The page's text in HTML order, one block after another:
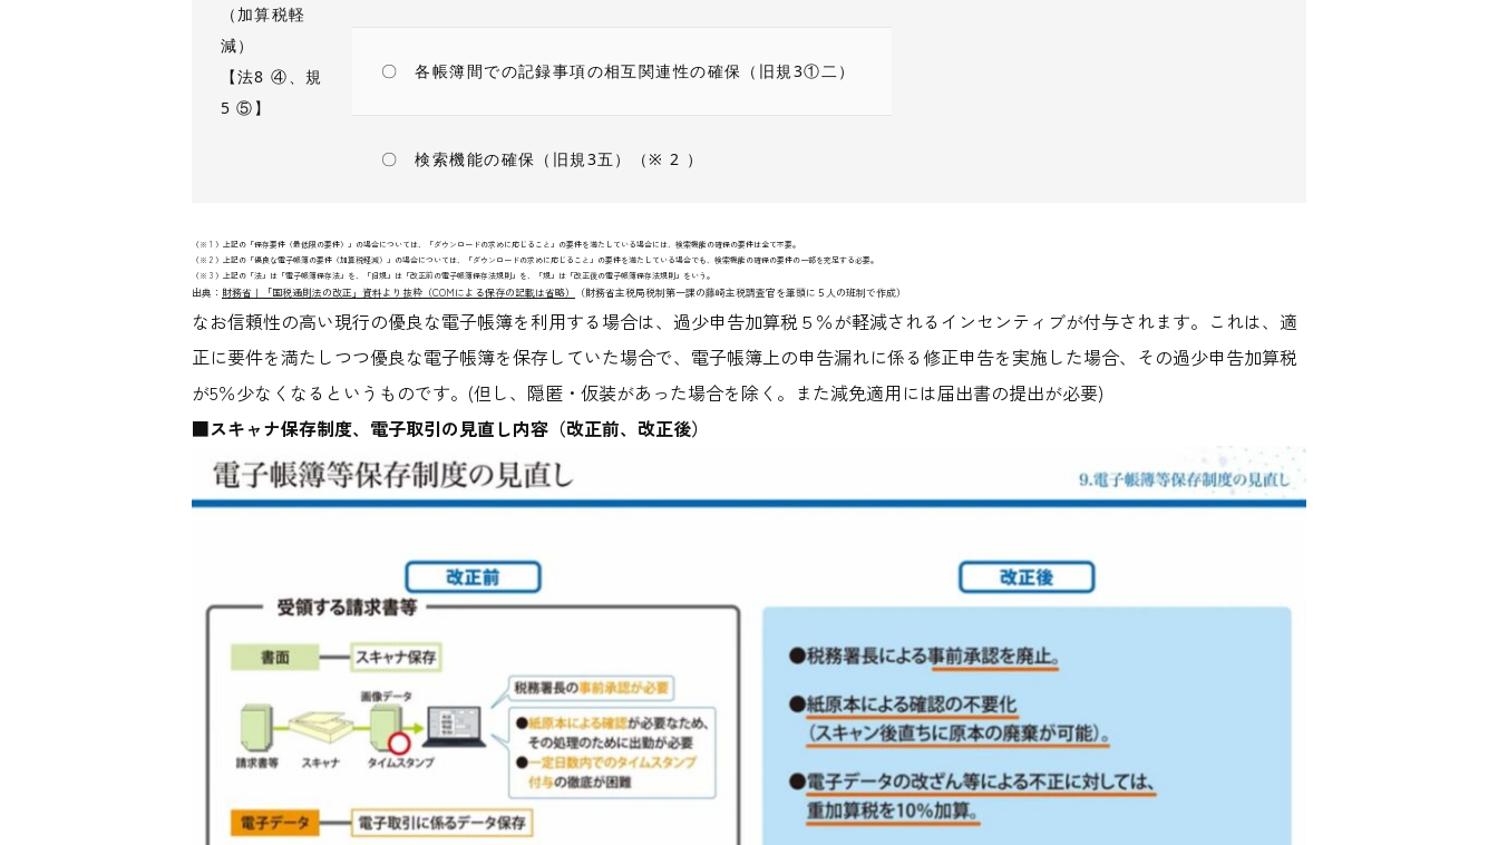
（加算税軽
減）
【法8 ④、規
5 ⑤】
〇 各帳簿間での記録事項の相互関連性の確保（旧規3①二）
〇 検索機能の確保（旧規3五）（※ 2 ）
（※ 1 ）上記の「保存要件（最低限の要件）」の場合については、「ダウンロードの求めに応じること」の要件を満たしている場合には、検索機能の確保の要件は全て不要。
（※ 2 ）上記の「優良な電子帳簿の要件（加算税軽減）」の場合については、「ダウンロードの求めに応じること」の要件を満たしている場合でも、検索機能の確保の要件の一部を充足する必要。
（※ 3 ）上記の「法」は「電子帳簿保存法」を、「旧規」は「改正前の電子帳簿保存法規則」を、「規」は「改正後の電子帳簿保存法規則」をいう。
出典： 財務省｜「国税通則法の改正」資料より抜粋（COMによる保存の記載は省略） （財務省主税局税制第一課の藤崎主税調査官を筆頭に５人の班制で作成）
なお信頼性の高い現行の優良な電子帳簿を利用する場合は、過少申告加算税５％が軽減されるインセンティブが付与されます。これは、適
正に要件を満たしつつ優良な電子帳簿を保存していた場合で、電子帳簿上の申告漏れに係る修正申告を実施した場合、その過少申告加算税
が5％少なくなるというものです。(但し、隠匿・仮装があった場合を除く。また減免適用には届出書の提出が必要)
■スキャナ保存制度、電子取引の見直し内容（改正前、改正後）